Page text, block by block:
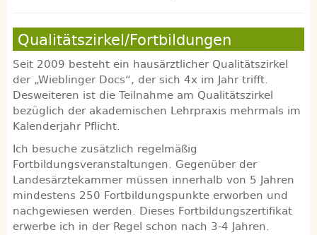
Qualitätszirkel/Fortbildungen
Seit 2009 besteht ein hausärztlicher Qualitätszirkel
der „Wieblinger Docs“, der sich 4x im Jahr trifft.
Desweiteren ist die Teilnahme am Qualitätszirkel
bezüglich der akademischen Lehrpraxis mehrmals im
Kalenderjahr Pflicht.
Ich besuche zusätzlich regelmäßig
Fortbildungsveranstaltungen. Gegenüber der
Landesärztekammer müssen innerhalb von 5 Jahren
mindestens 250 Fortbildungspunkte erworben und
nachgewiesen werden. Dieses Fortbildungszertifikat
erwerbe ich in der Regel schon nach 3-4 Jahren.